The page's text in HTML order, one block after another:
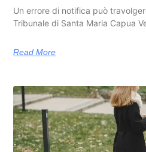
Un errore di notifica può
Tribunale di Santa Maria Capua
Read More